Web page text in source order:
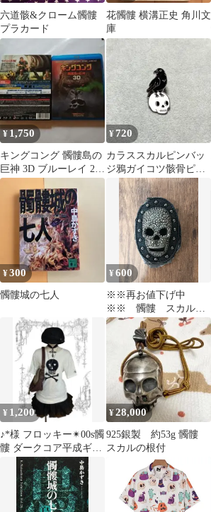
六道骸&クローム髑髏
プラカード
花髑髏 横溝正史 角川文
庫
¥1,750
キングコング 髑髏島の
巨神 3D ブルーレイ 2枚
組
¥720
カラススカルピンバッ
ジ鴉ガイコツ骸骨ピン
ブローチ烏ドクロ髑髏
ピンズ黒白PB4
¥300
髑髏城の七人
¥600
※※再お値下げ中
※※ 髑髏 スカル
パーツ 飾り 素材
手芸 管理番号243
¥ 1,200
♪*様 フロッキー✴︎00s髑
髏 ダークコア平成ギャ
ル NANA マクブリンク
¥28,000
925銀製 約53g 髑髏
スカルの根付